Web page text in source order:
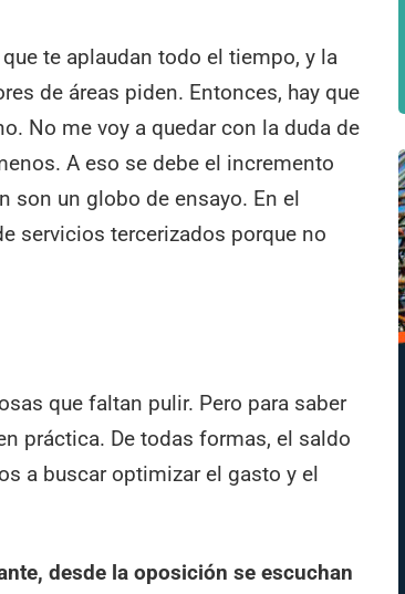
te aplaudan todo el tiempo, y la
de áreas piden. Entonces, hay que
No me voy a quedar con la duda de
A eso se debe el incremento
son un globo de ensayo. En el
servicios tercerizados porque no
que faltan pulir. Pero para saber
práctica. De todas formas, el saldo
a buscar optimizar el gasto y el
desde la oposición se escuchan